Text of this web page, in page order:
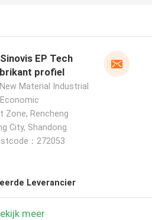
EP Tech
profiel
Material Industrial
Zone, Rencheng
City, Shandong
：272053
Leverancier
meer